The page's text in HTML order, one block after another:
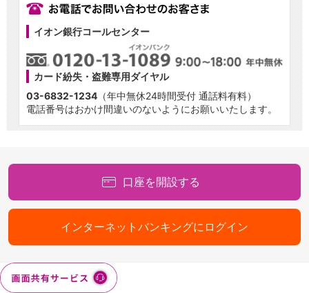
イオン銀行コールセンター
カード紛失・盗難専用ダイヤル
03-6832-1234 （年中無休24時間受付 通話料有料）
電話番号はおかけ間違いのないようにお願いいたします。
口座を開設する
インターネットバンキングにログイン